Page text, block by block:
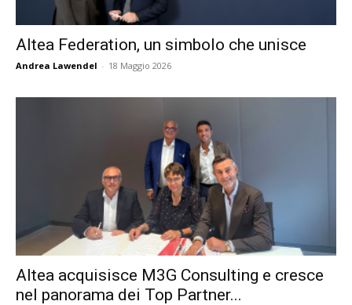
Altea Federation, un simbolo che unisce
Andrea Lawendel - 18 Maggio 2026
Altea acquisisce M3G Consulting e cresce
nel panorama dei Top Partner...